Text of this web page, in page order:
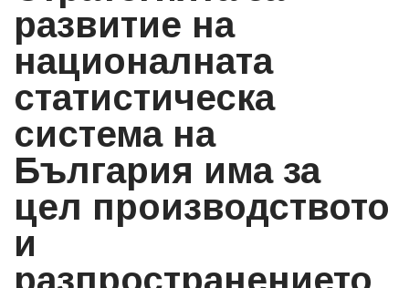
развитие на
националната
статистическа
система на
България има за
цел производството
и
разпространението